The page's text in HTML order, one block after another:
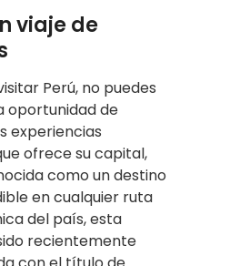
viaje de
Perú, no puedes
oportunidad de
experiencias
ofrece su capital,
como un destino
en cualquier ruta
del país, esta
recientemente